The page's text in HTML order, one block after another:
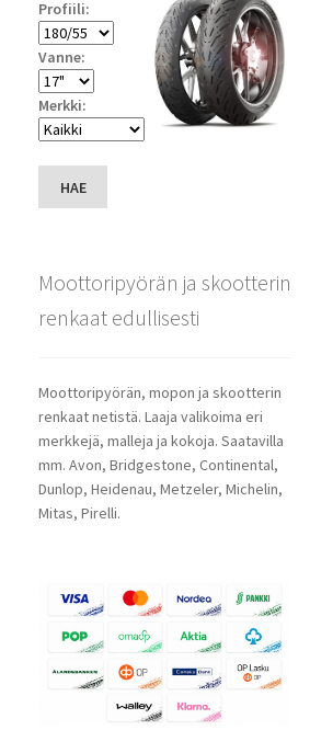
Profiili:
Vanne:
Merkki:
HAE
Moottoripyörän ja skootterin
renkaat edullisesti
Moottoripyörän, mopon ja skootterin
renkaat netistä. Laaja valikoima eri
merkkejä, malleja ja kokoja. Saatavilla
mm. Avon, Bridgestone, Continental,
Dunlop, Heidenau, Metzeler, Michelin,
Mitas, Pirelli.